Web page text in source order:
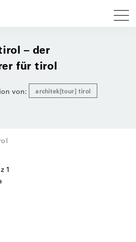
– der
für tirol
von: architek[tour] tirol
1